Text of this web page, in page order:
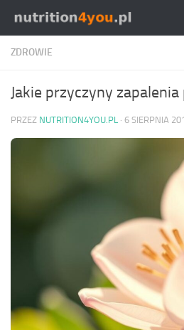
Przejdź do treści
ZDROWIE
Jakie przyczyny
PRZEZ NUTRITION4YOU.PL · 6 SIERPNIA